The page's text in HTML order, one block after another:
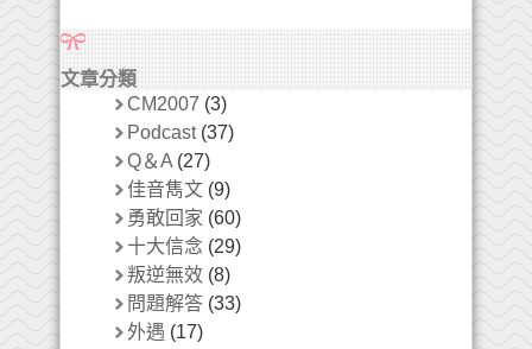
文章分類
CM2007 (3)
Podcast(37)
Q＆A (27)
佳音雋文 (9)
勇敢回家 (60)
十大信念 (29)
叛逆無效 (8)
問題解答 (33)
外遇 (17)